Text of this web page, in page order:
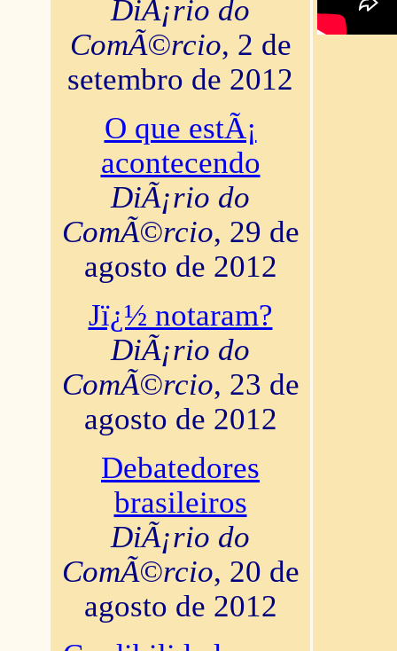
DiÃ¡rio do
ComÃ©rcio, 2 de
setembro de 2012
O que estÃ¡
acontecendo
DiÃ¡rio do
ComÃ©rcio, 29 de
agosto de 2012
Jï¿½ notaram?
DiÃ¡rio do
ComÃ©rcio, 23 de
agosto de 2012
Debatedores
brasileiros
DiÃ¡rio do
ComÃ©rcio, 20 de
agosto de 2012